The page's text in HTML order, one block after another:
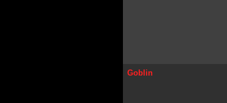
Goblin